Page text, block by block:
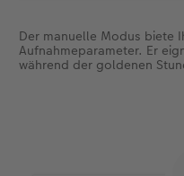
Der manuelle Modus biete
Aufnahmeparameter. Er
während der goldenen